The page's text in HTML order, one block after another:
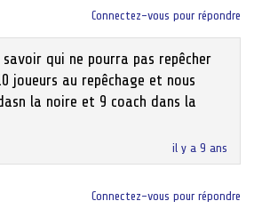
il y a 9 ans
qui ne pourra pas repêcher
joueurs au repêchage et nous
la noire et 9 coach dans la
Connectez-vous pour répondre
Connectez-vous pour répondre